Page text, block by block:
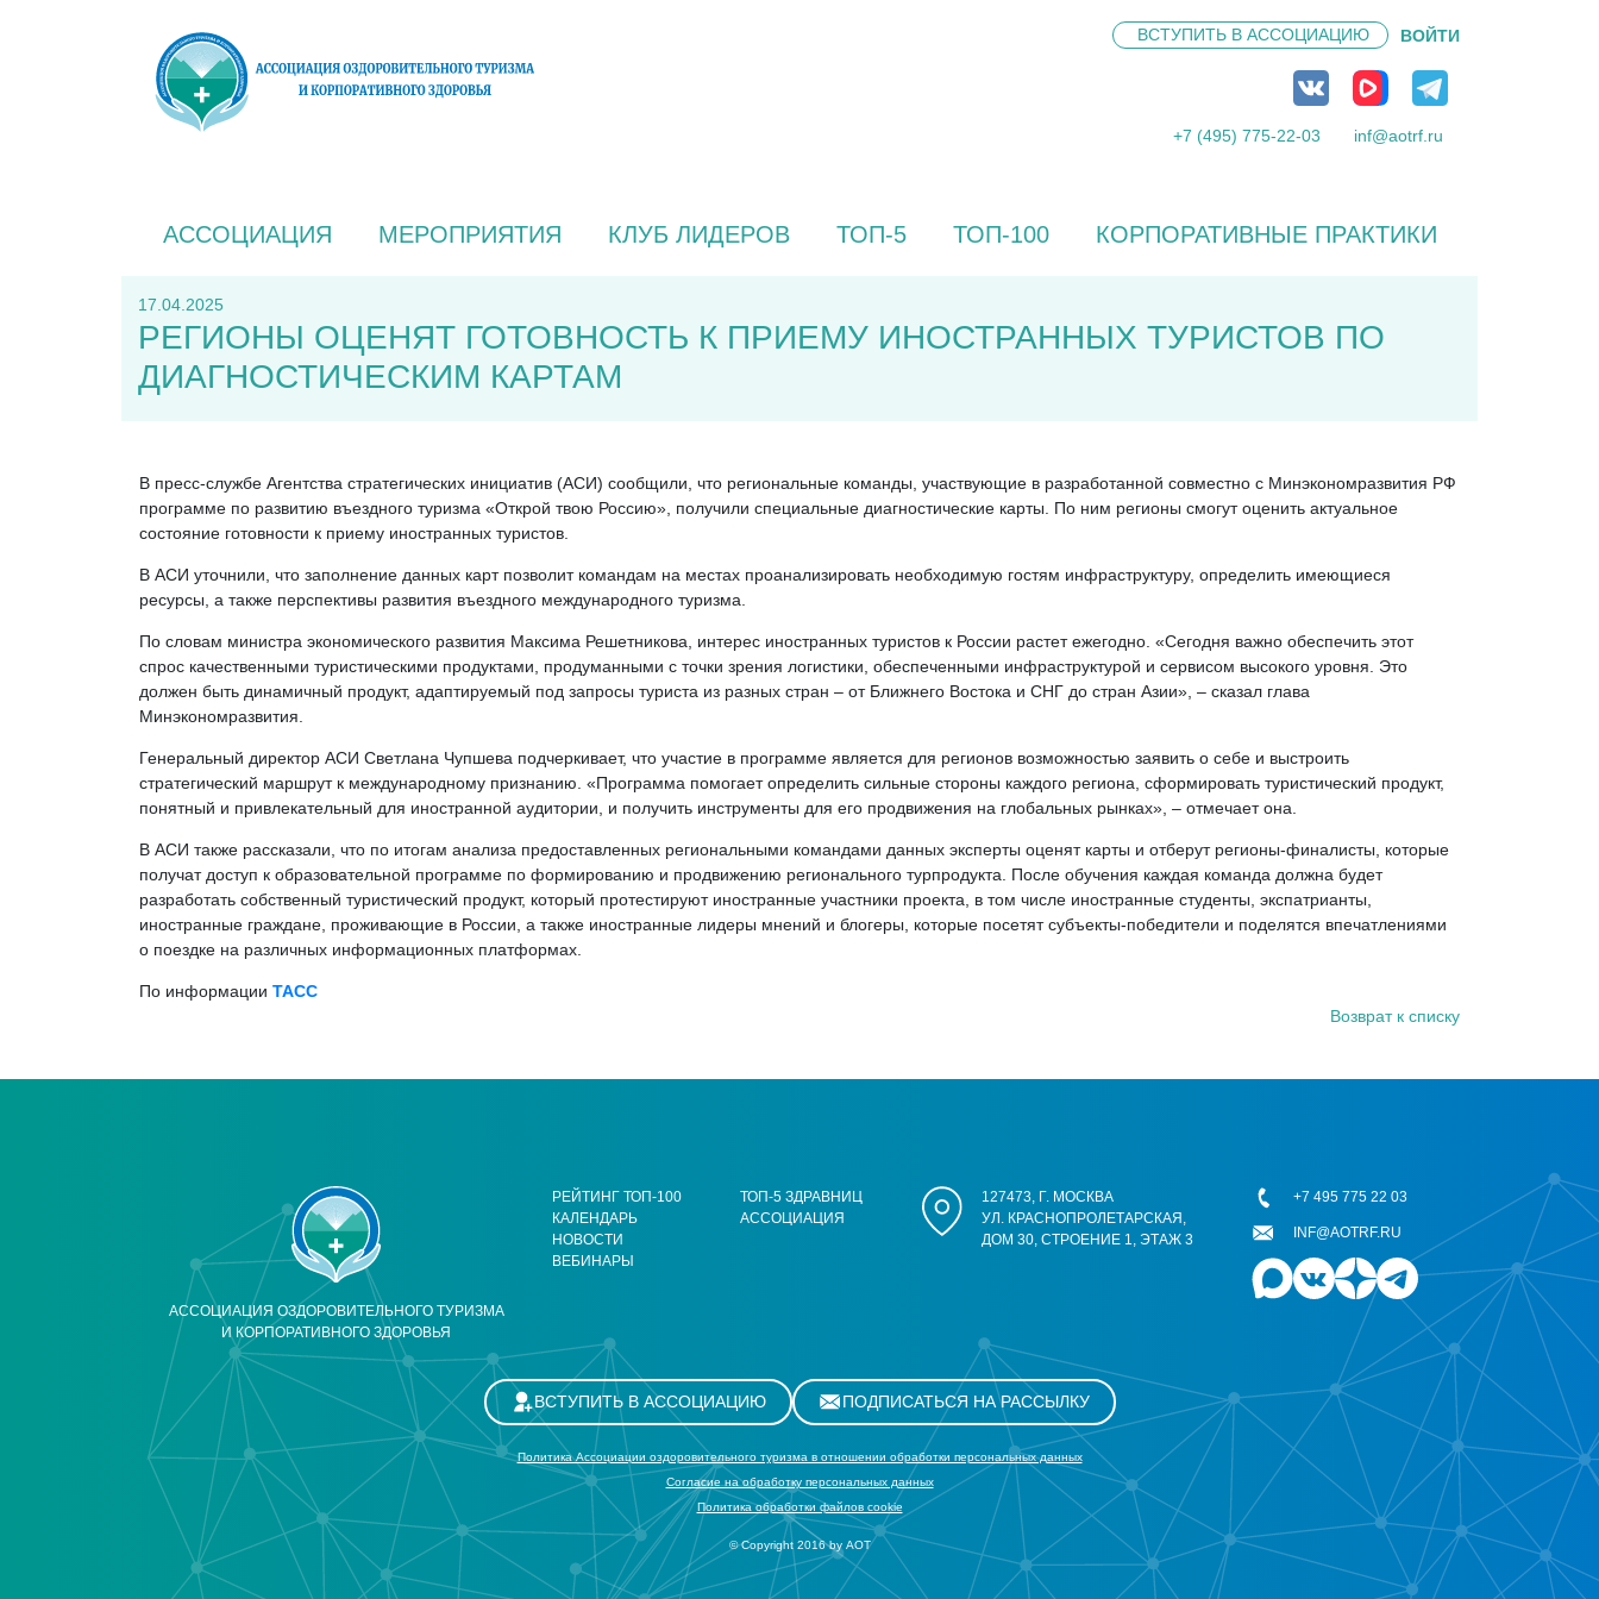
ВСТУПИТЬ В АССОЦИАЦИЮ ВОЙТИ
+7 (495) 775-22-03 inf@aotrf.ru
АССОЦИАЦИЯ МЕРОПРИЯТИЯ КЛУБ ЛИДЕРОВ ТОП-5 ТОП-100 КОРПОРАТИВНЫЕ ПРАКТИКИ
17.04.2025
РЕГИОНЫ ОЦЕНЯТ ГОТОВНОСТЬ К ПРИЕМУ ИНОСТРАННЫХ ТУРИСТОВ ПО
ДИАГНОСТИЧЕСКИМ КАРТАМ
В пресс-службе Агентства стратегических инициатив (АСИ) сообщили, что региональные команды, участвующие в разработанной совместно с Минэкономразвития РФ
программе по развитию въездного туризма «Открой твою Россию», получили специальные диагностические карты. По ним регионы смогут оценить актуальное
состояние готовности к приему иностранных туристов.
В АСИ уточнили, что заполнение данных карт позволит командам на местах проанализировать необходимую гостям инфраструктуру, определить имеющиеся
ресурсы, а также перспективы развития въездного международного туризма.
По словам министра экономического развития Максима Решетникова, интерес иностранных туристов к России растет ежегодно. «Сегодня важно обеспечить этот
спрос качественными туристическими продуктами, продуманными с точки зрения логистики, обеспеченными инфраструктурой и сервисом высокого уровня. Это
должен быть динамичный продукт, адаптируемый под запросы туриста из разных стран – от Ближнего Востока и СНГ до стран Азии», – сказал глава
Минэкономразвития.
Генеральный директор АСИ Светлана Чупшева подчеркивает, что участие в программе является для регионов возможностью заявить о себе и выстроить
стратегический маршрут к международному признанию. «Программа помогает определить сильные стороны каждого региона, сформировать туристический продукт,
понятный и привлекательный для иностранной аудитории, и получить инструменты для его продвижения на глобальных рынках», – отмечает она.
В АСИ также рассказали, что по итогам анализа предоставленных региональными командами данных эксперты оценят карты и отберут регионы-финалисты, которые
получат доступ к образовательной программе по формированию и продвижению регионального турпродукта. После обучения каждая команда должна будет
разработать собственный туристический продукт, который протестируют иностранные участники проекта, в том числе иностранные студенты, экспатрианты,
иностранные граждане, проживающие в России, а также иностранные лидеры мнений и блогеры, которые посетят субъекты-победители и поделятся впечатлениями
о поездке на различных информационных платформах.
По информации ТАСС
Возврат к списку
АССОЦИАЦИЯ ОЗДОРОВИТЕЛЬНОГО ТУРИЗМА
И КОРПОРАТИВНОГО ЗДОРОВЬЯ
РЕЙТИНГ ТОП-100
КАЛЕНДАРЬ
НОВОСТИ
ВЕБИНАРЫ
ТОП-5 ЗДРАВНИЦ
АССОЦИАЦИЯ
127473, Г. МОСКВА
УЛ. КРАСНОПРОЛЕТАРСКАЯ,
ДОМ 30, СТРОЕНИЕ 1, ЭТАЖ 3
+7 495 775 22 03
INF@AOTRF.RU
ВСТУПИТЬ В АССОЦИАЦИЮ ПОДПИСАТЬСЯ НА РАССЫЛКУ
Политика Ассоциации оздоровительного туризма в отношении обработки персональных данных
Cогласие на обработку персональных данных
Политика обработки файлов cookie
© Copyright 2016 by АОТ